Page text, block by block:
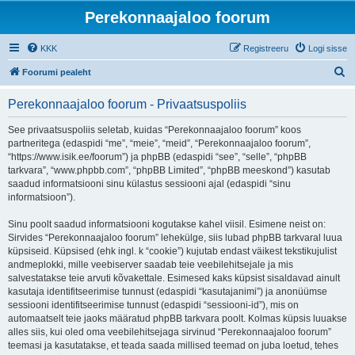
Perekonnaajaloo foorum
KKK Logi sisse
Registreeru
Foorumi pealeht
Perekonnaajaloo foorum - Privaatsuspoliis
See privaatsuspoliis seletab, kuidas “Perekonnaajaloo foorum” koos
partneritega (edaspidi “me”, “meie”, “meid”, “Perekonnaajaloo foorum”,
“https://www.isik.ee/foorum”) ja phpBB (edaspidi “see”, “selle”, “phpBB
tarkvara”, “www.phpbb.com”, “phpBB Limited”, “phpBB meeskond”) kasutab
saadud informatsiooni sinu külastus sessiooni ajal (edaspidi “sinu
informatsioon”).
Sinu poolt saadud informatsiooni kogutakse kahel viisil. Esimene neist on:
Sirvides “Perekonnaajaloo foorum” lehekülge, siis lubad phpBB tarkvaral luua
küpsiseid. Küpsised (ehk ingl. k “cookie”) kujutab endast väikest tekstikujulist
andmeplokki, mille veebiserver saadab teie veebilehitsejale ja mis
salvestatakse teie arvuti kõvakettale. Esimesed kaks küpsist sisaldavad ainult
kasutaja identifitseerimise tunnust (edaspidi “kasutajanimi”) ja anonüümse
sessiooni identifitseerimise tunnust (edaspidi “sessiooni-id”), mis on
automaatselt teie jaoks määratud phpBB tarkvara poolt. Kolmas küpsis luuakse
alles siis, kui oled oma veebilehitsejaga sirvinud “Perekonnaajaloo foorum”
teemasi ja kasutatakse, et teada saada millised teemad on juba loetud, tehes